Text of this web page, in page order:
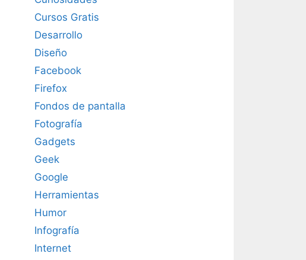
Cursos Gratis
Desarrollo
Diseño
Facebook
Firefox
Fondos de pantalla
Fotografía
Gadgets
Geek
Google
Herramientas
Humor
Infografía
Internet